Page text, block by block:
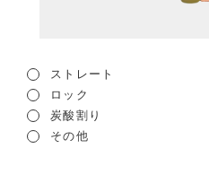
ストレート
ロック
炭酸割り
その他